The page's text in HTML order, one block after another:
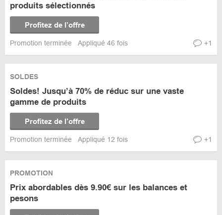
produits sélectionnés
Profitez de l’offre
Promotion terminée Appliqué 46 fois +1
SOLDES
Soldes! Jusqu’à 70% de réduc sur une vaste
gamme de produits
Profitez de l’offre
Promotion terminée Appliqué 12 fois +1
PROMOTION
Prix abordables dès 9.90€ sur les balances et
pesons